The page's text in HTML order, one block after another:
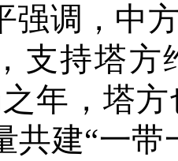
强调，中
支持塔方
年，塔
共建“一